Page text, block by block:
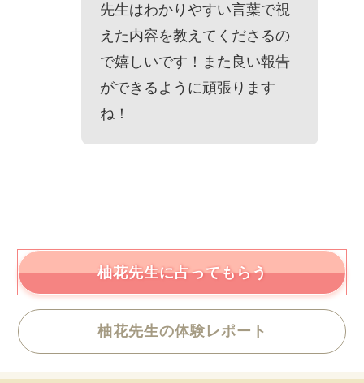
先生はわかりやすい言葉で視
えた内容を教えてくださるの
で嬉しいです！また良い報告
ができるように頑張ります
ね！
柚花先生に占ってもらう
柚花先生の体験レポート